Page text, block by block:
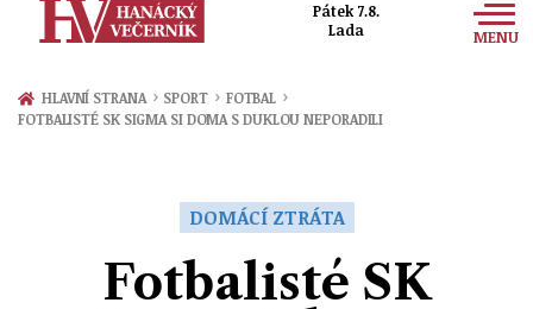
Pátek 7.8.
Lada
MENU
Zprávy
Ekonomika
HLAVNÍ STRANA › SPORT › FOTBAL ›
FOTBALISTÉ SK SIGMA SI DOMA S DUKLOU NEPORADILI
DOMÁCÍ ZTRÁTA
Fotbalisté SK